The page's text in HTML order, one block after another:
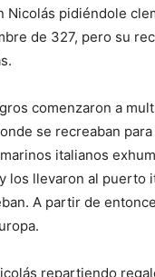
pidiéndole
de 327, pero su
comenzaron a
se recreaban
italianos
los llevaron al puerto
A partir de
repartiendo